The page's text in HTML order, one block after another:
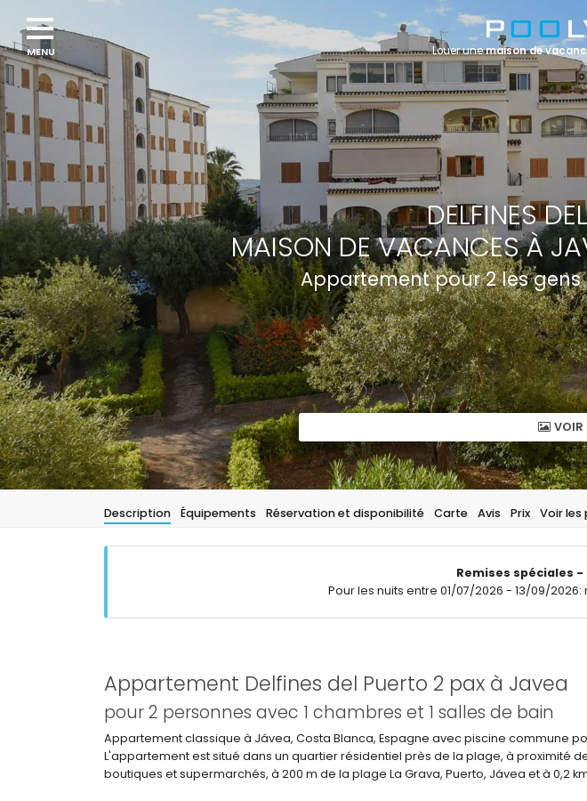
DELFINES
MAISON DE VACANCES À
Appartement pour 2 les
VOIR
Description Équipements Réservation et disponibilité Carte Avis Prix Voir les
Remises spéciales
Pour les nuits entre 01/07/2026 - 13/09/
Appartement Delfines del Puerto 2 pax à Javea
pour 2 personnes avec 1 chambres et 1 salles de bain
Appartement classique à Jávea, Costa Blanca, Espagne avec piscine commune
L'appartement est situé dans un quartier résidentiel près de la plage, à proximité
boutiques et supermarchés, à 200 m de la plage La Grava, Puerto, Jávea et à 0,2
Louer unemaison de